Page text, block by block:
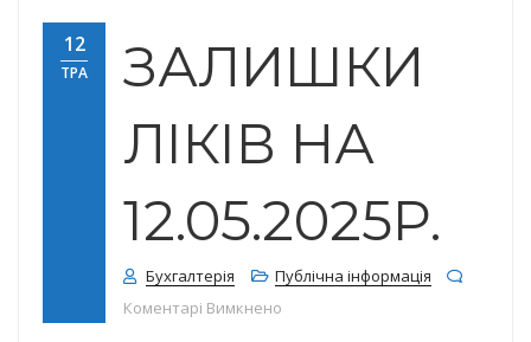
Черкаський міський
центр ПМСД"
12
ТРА
ЗАЛИШКИ
ЛІКІВ НА
12.05.2025Р.
Бухгалтерія
Публічна інформація
Коментарі Вимкнено